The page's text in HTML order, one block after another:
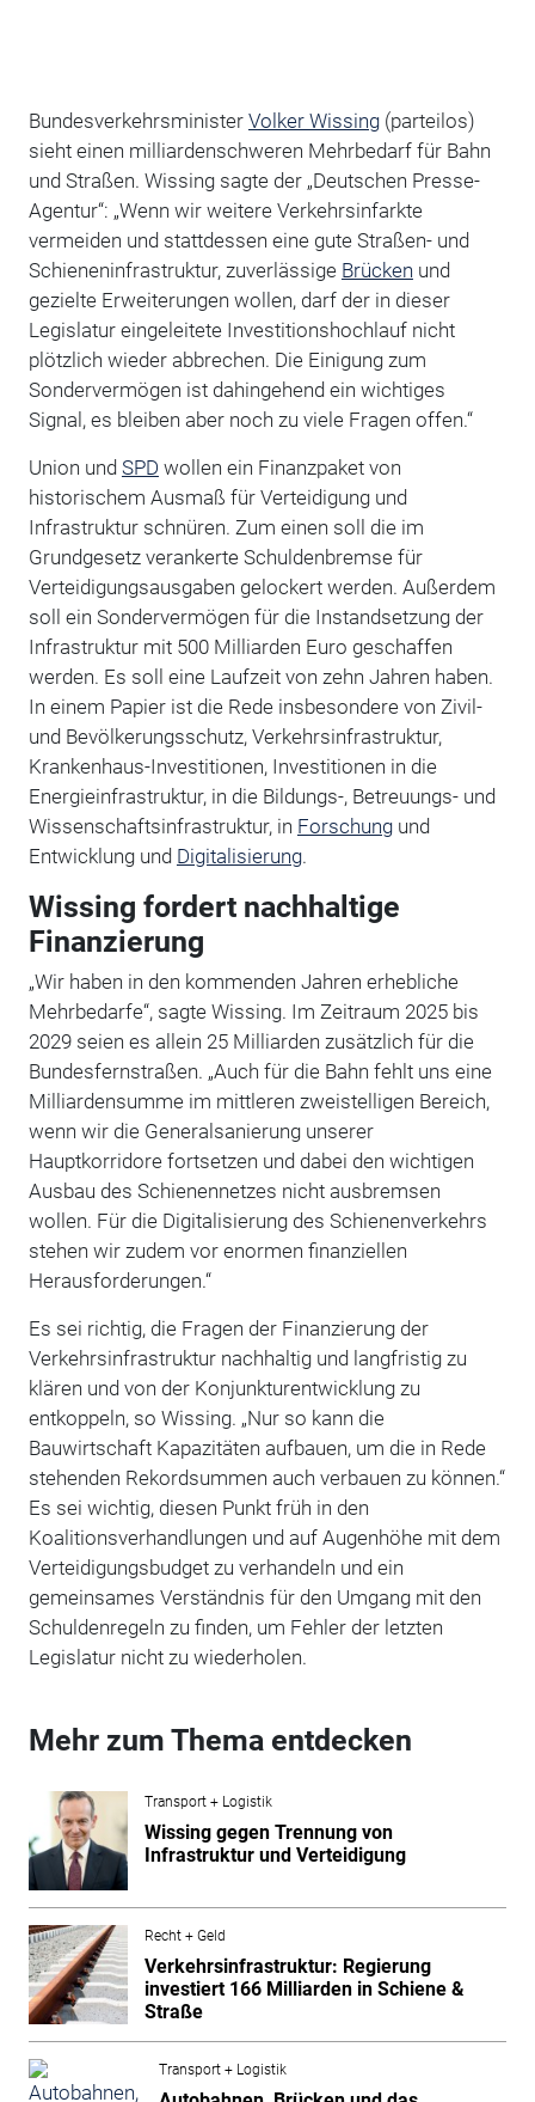
Bundesverkehrsminister Volker Wissing(parteilos)
sieht einen milliardenschweren Mehrbedarf für Bahn
und Straßen. Wissing sagte der „Deutschen Presse-
Agentur“: „Wenn wir weitere Verkehrsinfarkte
vermeiden und stattdessen eine gute Straßen- und
Schieneninfrastruktur, zuverlässige Brücken und
gezielte Erweiterungen wollen, darf der in dieser
Legislatur eingeleitete Investitionshochlauf nicht
plötzlich wieder abbrechen. Die Einigung zum
Sondervermögen ist dahingehend ein wichtiges
Signal, es bleiben aber noch zu viele Fragen offen.“
Union und SPD wollen ein Finanzpaket von
historischem Ausmaß für Verteidigung und
Infrastruktur schnüren. Zum einen soll die im
Grundgesetz verankerte Schuldenbremse für
Verteidigungsausgaben gelockert werden. Außerdem
soll ein Sondervermögen für die Instandsetzung der
Infrastruktur mit 500 Milliarden Euro geschaffen
werden. Es soll eine Laufzeit von zehn Jahren haben.
In einem Papier ist die Rede insbesondere von Zivil-
und Bevölkerungsschutz, Verkehrsinfrastruktur,
Krankenhaus-Investitionen, Investitionen in die
Energieinfrastruktur, in die Bildungs-, Betreuungs- und
Wissenschaftsinfrastruktur, in Forschungund
Entwicklung und Digitalisierung.
Wissing fordert nachhaltige
Finanzierung
„Wir haben in den kommenden Jahren erhebliche
Mehrbedarfe“, sagte Wissing. Im Zeitraum 2025 bis
2029 seien es allein 25 Milliarden zusätzlich für die
Bundesfernstraßen. „Auch für die Bahn fehlt uns eine
Milliardensumme im mittleren zweistelligen Bereich,
wenn wir die Generalsanierung unserer
Hauptkorridore fortsetzen und dabei den wichtigen
Ausbau des Schienennetzes nicht ausbremsen
wollen. Für die Digitalisierung des Schienenverkehrs
stehen wir zudem vor enormen finanziellen
Herausforderungen.“
Es sei richtig, die Fragen der Finanzierung der
Verkehrsinfrastruktur nachhaltig und langfristig zu
klären und von der Konjunkturentwicklung zu
entkoppeln, so Wissing. „Nur so kann die
Bauwirtschaft Kapazitäten aufbauen, um die in Rede
stehenden Rekordsummen auch verbauen zu können.“
Es sei wichtig, diesen Punkt früh in den
Koalitionsverhandlungen und auf Augenhöhe mit dem
Verteidigungsbudget zu verhandeln und ein
gemeinsames Verständnis für den Umgang mit den
Schuldenregeln zu finden, um Fehler der letzten
Legislatur nicht zu wiederholen.
Mehr zum Thema entdecken
Transport + Logistik
Wissing gegen Trennung von
Infrastruktur und Verteidigung
Recht + Geld
Verkehrsinfrastruktur: Regierung
investiert 166 Milliarden in Schiene &
Straße
Transport + Logistik